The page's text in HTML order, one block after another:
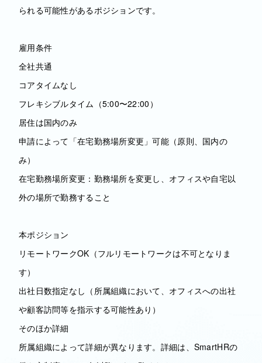
られる可能性があるポジションです。
雇用条件
全社共通
コアタイムなし
フレキシブルタイム（5:00〜22:00）
居住は国内のみ
申請によって「在宅勤務場所変更」可能（原則、国内の
み）
在宅勤務場所変更：勤務場所を変更し、オフィスや自宅以
外の場所で勤務すること
本ポジション
リモートワークOK（フルリモートワークは不可となりま
す）
出社日数指定なし（所属組織において、オフィスへの出社
や顧客訪問等を指示する可能性あり）
そのほか詳細
所属組織によって詳細が異なります。詳細は、SmartHRの